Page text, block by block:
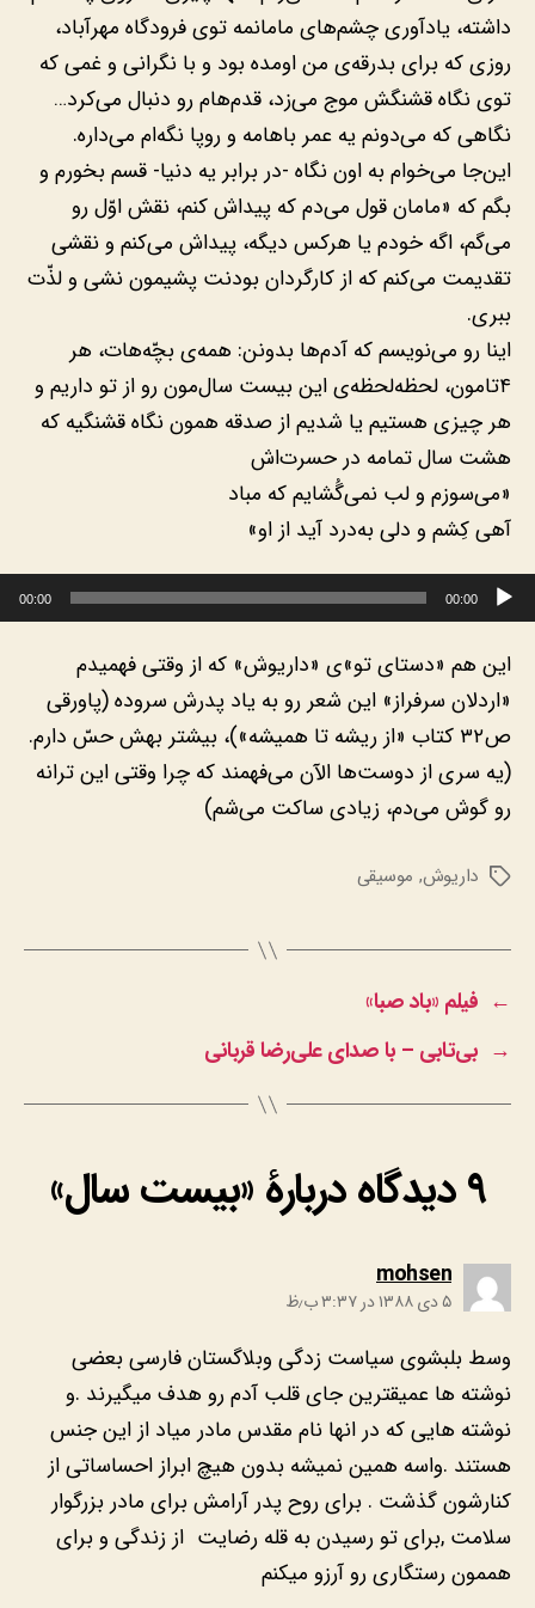
داشته، یادآوری چشم‌های مامانمه توی فرودگاه مهرآباد،
روزی که برای بدرقه‌ی من اومده بود و با نگرانی و غمی که
توی نگاه قشنگش موج می‌زد، قدم‌هام رو دنبال می‌کرد…
نگاهی که می‌دونم یه عمر باهامه و روپا نگه‌ام می‌داره.
این‌جا می‌خوام به اون نگاه -در برابر یه دنیا- قسم بخورم و
بگم که «مامان قول می‌دم که پیداش کنم، نقش اوّل رو
می‌گم، اگه خودم یا هرکس دیگه، پیداش می‌کنم و نقشی
تقدیمت می‌کنم که از کارگردان بودنت پشیمون نشی و لذّت
ببری.
اینا رو می‌نویسم که آدم‌ها بدونن: همه‌ی بچّه‌هات، هر
۴تامون، لحظه‌لحظه‌ی این بیست سال‌مون رو از تو داریم و
هر چیزی هستیم یا شدیم از صدقه همون نگاه قشنگیه که
هشت سال تمامه در حسرت‌اش
«می‌سوزم و لب نمی‌گُشایم که مباد
آهی کِشم و دلی به‌درد آید از او»
پخش‌کننده صوت
00:00
00:00
این هم «دستای تو»ی «داریوش» که از وقتی فهمیدم
«اردلان سرفراز» این شعر رو به یاد پدرش سروده (پاورقی
ص۳۲ کتاب «از ریشه تا همیشه»)، بیشتر بهش حسّ دارم.
(یه سری از دوست‌ها الآن می‌فهمند که چرا وقتی این ترانه
رو گوش می‌دم، زیادی ساکت می‌شم)
برچسب‌ها
داریوش, موسیقی
← فیلم «باد صبا»
→ بی‌تابی – با صدای علی‌رضا قربانی
۹ دیدگاه دربارهٔ «بیست سال»
mohsen
:
۵ دی ۱۳۸۸ در ۳:۳۷ ب٫ظ
‎وسط بلبشوی سیاست زدگی وبلاگستان فارسی بعضی
نوشته ها عمیقترین جای قلب آدم رو هدف میگیرند .و
نوشته هایی که در انها نام مقدس مادر میاد از این جنس
هستند .واسه همین نمیشه بدون هیچ ابراز احساساتی از
کنارشون گذشت . برای روح پدر آرامش برای مادر بزرگوار
سلامت ,برای تو رسیدن به قله رضایت از زندگی و برای
هممون رستگاری رو آرزو میکنم